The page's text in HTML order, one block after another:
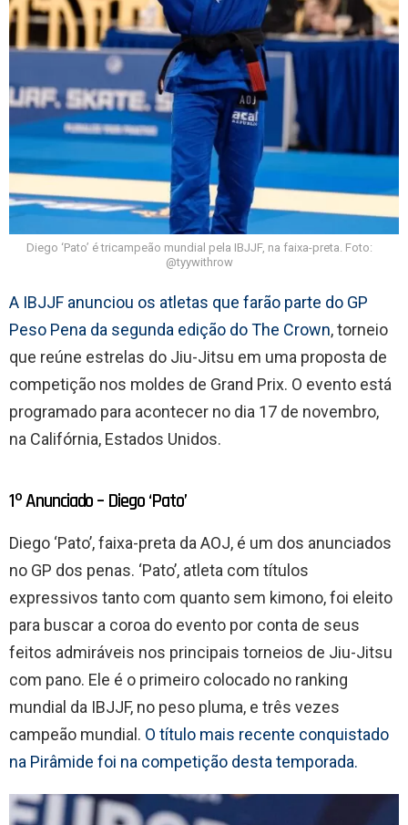
Diego ‘Pato’ é tricampeão mundial pela IBJJF, na faixa-preta. Foto:
@tyywithrow
A IBJJF anunciou os atletas que farão parte do GP
Peso Pena da segunda edição do The Crown, torneio
que reúne estrelas do Jiu-Jitsu em uma proposta de
competição nos moldes de Grand Prix. O evento está
programado para acontecer no dia 17 de novembro,
na Califórnia, Estados Unidos.
1º Anunciado – Diego ‘Pato’
Diego ‘Pato’, faixa-preta da AOJ, é um dos anunciados
no GP dos penas. ‘Pato’, atleta com títulos
expressivos tanto com quanto sem kimono, foi eleito
para buscar a coroa do evento por conta de seus
feitos admiráveis nos principais torneios de Jiu-Jitsu
com pano. Ele é o primeiro colocado no ranking
mundial da IBJJF, no peso pluma, e três vezes
campeão mundial. O título mais recente conquistado
na Pirâmide foi na competição desta temporada.